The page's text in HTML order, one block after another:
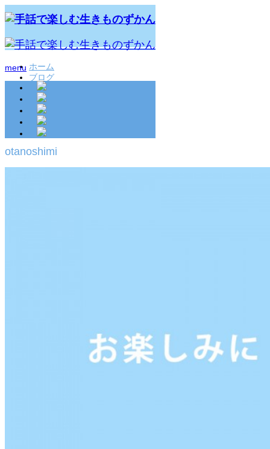
menu ホーム
ブログ
otanoshimi
2020.09.15
otanoshimi